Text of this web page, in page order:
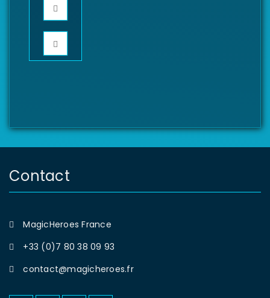
Contact
MagicHeroes France
+33 (0)7 80 38 09 93
contact@magicheroes.fr